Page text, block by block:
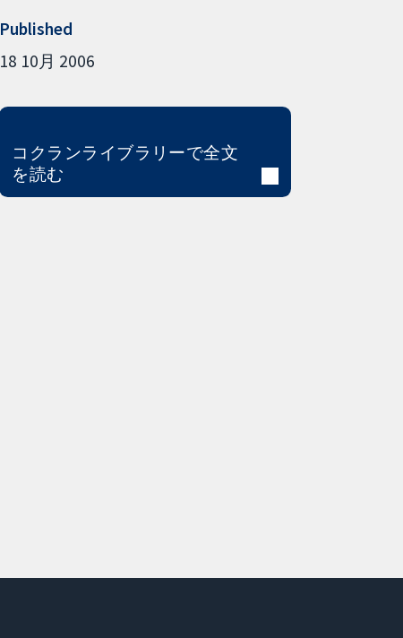
Published
18 10月 2006
コクランライブラリーで全文
を読む